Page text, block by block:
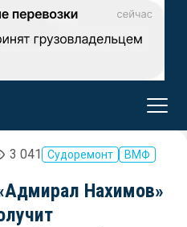
3 041 Судоремонт ВМФ
Нахимов»